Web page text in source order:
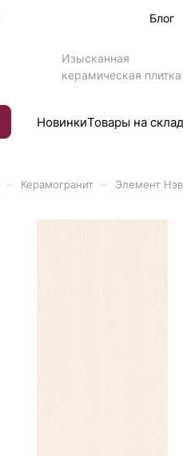
Блог
Изысканная
керамическая плитка
НовинкиТовары на
Керамогранит Элемент